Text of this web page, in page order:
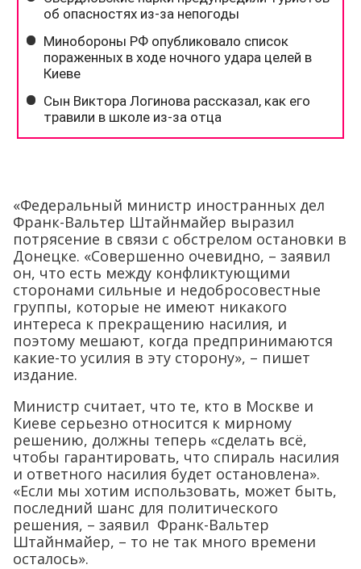
«Федеральный министр иностранных дел
Франк-Вальтер Штайнмайер выразил
потрясение в связи с обстрелом остановки в
Донецке. «Совершенно очевидно, – заявил
он, что есть между конфликтующими
сторонами сильные и недобросовестные
группы, которые не имеют никакого
интереса к прекращению насилия, и
поэтому мешают, когда предпринимаются
какие-то усилия в эту сторону», – пишет
издание.
Министр считает, что те, кто в Москве и
Киеве серьезно относится к мирному
решению, должны теперь «сделать всё,
чтобы гарантировать, что спираль насилия
и ответного насилия будет остановлена».
«Если мы хотим использовать, может быть,
последний шанс для политического
решения, – заявил Франк-Вальтер
Штайнмайер, – то не так много времени
осталось».